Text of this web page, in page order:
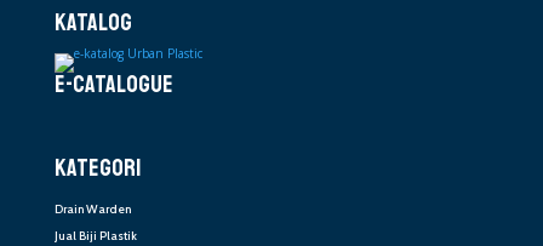
KATALOG
E-CATALOGUE
KATEGORI
Drain Warden
Jual Biji Plastik